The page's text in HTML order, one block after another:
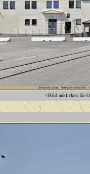
<Bild anklicken für